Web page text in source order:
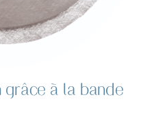
à la bande